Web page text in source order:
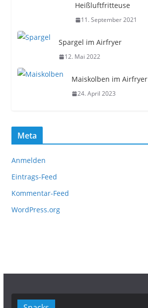
Heißluftfritteuse
11. September 2021
Spargel im Airfryer
12. Mai 2022
Maiskolben im Airfryer
24. April 2023
Meta
Anmelden
Eintrags-Feed
Kommentar-Feed
WordPress.org